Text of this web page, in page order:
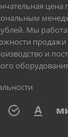
цена
Мы
и